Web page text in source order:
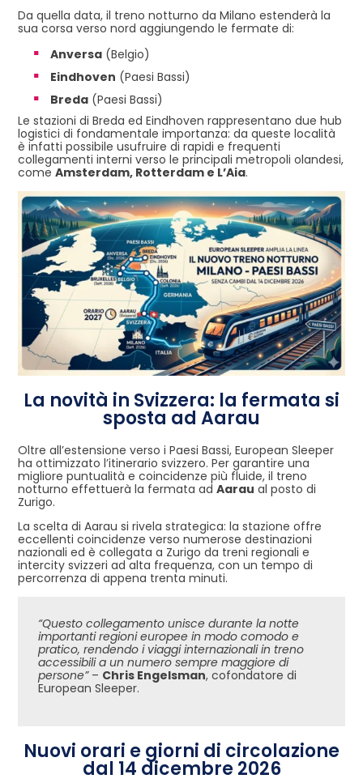
Da quella data, il treno notturno da Milano estenderà la
sua corsa verso nord aggiungendo le fermate di:
Anversa (Belgio)
Eindhoven (Paesi Bassi)
Breda (Paesi Bassi)
Le stazioni di Breda ed Eindhoven rappresentano due hub
logistici di fondamentale importanza: da queste località
è infatti possibile usufruire di rapidi e frequenti
collegamenti interni verso le principali metropoli olandesi,
come Amsterdam, Rotterdam e L’Aia.
La novità in Svizzera: la fermata si
sposta ad Aarau
Oltre all’estensione verso i Paesi Bassi, European Sleeper
ha ottimizzato l’itinerario svizzero. Per garantire una
migliore puntualità e coincidenze più fluide, il treno
notturno effettuerà la fermata ad Aarau al posto di
Zurigo.
La scelta di Aarau si rivela strategica: la stazione offre
eccellenti coincidenze verso numerose destinazioni
nazionali ed è collegata a Zurigo da treni regionali e
intercity svizzeri ad alta frequenza, con un tempo di
percorrenza di appena trenta minuti.
“Questo collegamento unisce durante la notte
importanti regioni europee in modo comodo e
pratico, rendendo i viaggi internazionali in treno
accessibili a un numero sempre maggiore di
persone”– Chris Engelsman, cofondatore di
European Sleeper.
Nuovi orari e giorni di circolazione
dal 14 dicembre 2026